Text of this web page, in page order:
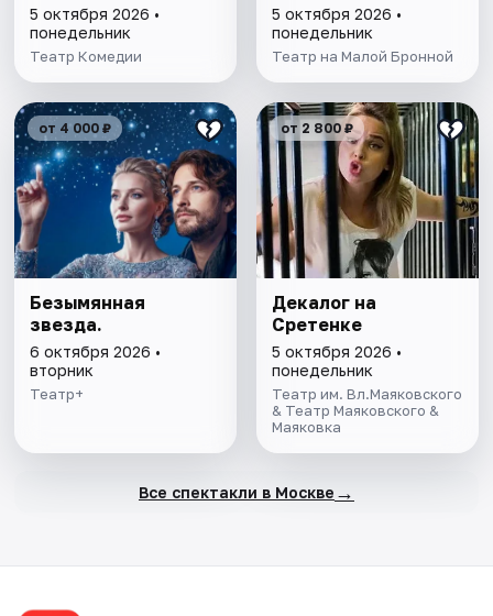
5 октября 2026 •
понедельник
Театр Комедии
5 октября 2026 •
понедельник
Театр на Малой Бронной
от 4 000 ₽
Безымянная
звезда.
6 октября 2026 •
вторник
Театр+
от 2 800 ₽
Декалог на
Сретенке
5 октября 2026 •
понедельник
Театр им. Вл.Маяковского
& Театр Маяковского &
Маяковка
Все спектакли в Москве →